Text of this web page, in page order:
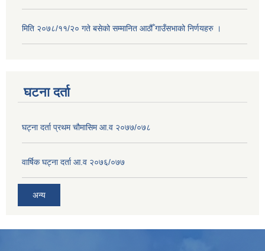
मिति २०७८/११/२० गते बसेको सम्मानित आठौँ गाउँसभाको निर्णयहरु ।
घटना दर्ता
घट्ना दर्ता प्रथम चौमासिम आ.व २०७७/०७८
वार्षिक घट्ना दर्ता आ.व २०७६/०७७
अन्य